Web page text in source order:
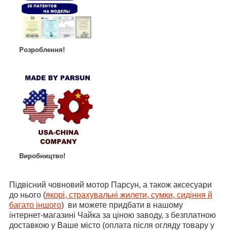
Розроблення!
Виробництво!
Підвісний човновий мотор Парсун, а також аксесуари
до нього (якорі, страхувальні жилети, сумки, сидіння й
багато іншого) ви можете придбати в нашому
інтернет-магазині Чайка за ціною заводу, з безплатною
доставкою у Ваше місто (оплата після огляду товару у